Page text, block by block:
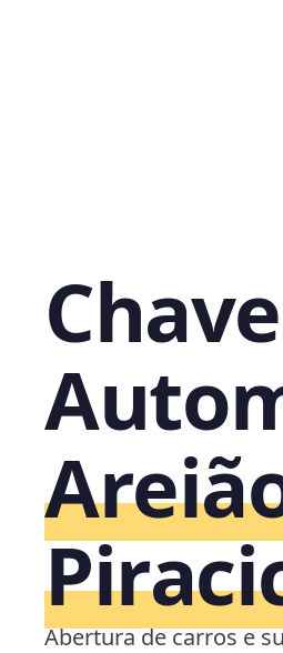
Abertura de carros e